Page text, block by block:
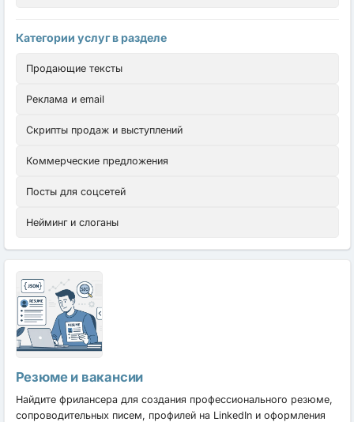
Категории услуг в разделе
Продающие тексты
Реклама и email
Скрипты продаж и выступлений
Коммерческие предложения
Посты для соцсетей
Нейминг и слоганы
Резюме и вакансии
Найдите фрилансера для создания профессионального резюме,
сопроводительных писем, профилей на LinkedIn и оформления